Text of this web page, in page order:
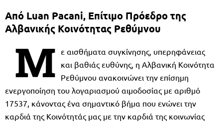
Από Luan Pacani, Επίτιμο Πρόεδρο της
Αλβανικής Κοινότητας Ρεθύμνου
Μ ε αισθήματα συγκίνησης, υπερηφάνειας
και βαθιάς ευθύνης, η Αλβανική Κοινότητα
Ρεθύμνου ανακοινώνει την επίσημη
ενεργοποίηση του λογαριασμού αιμοδοσίας με αριθμό
17537, κάνοντας ένα σημαντικό βήμα που ενώνει την
καρδιά της Κοινότητάς μας με την καρδιά της κοινωνίας